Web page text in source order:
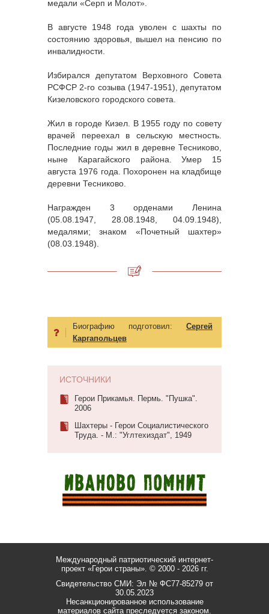
медали «Серп и Молот».
В августе 1948 года уволен с шахты по
состоянию здоровья, вышел на пенсию по
инвалидности.
Избирался депутатом Верховного Совета
РСФСР 2-го созыва (1947-1951), депутатом
Кизеловского городского совета.
Жил в городе Кизел. В 1955 году по совету
врачей переехал в сельскую местность.
Последние годы жил в деревне Тесниково,
ныне Карагайского района. Умер 15
августа 1976 года. Похоронен на кладбище
деревни Тесниково.
Награжден 3 орденами Ленина
(05.08.1947, 28.08.1948, 04.09.1948),
медалями; знаком «Почетный шахтер»
(08.03.1948).
Биографию подготовил: Сергей
Каргапольцев
ИСТОЧНИКИ
Герои Прикамья. Пермь. "Пушка".
2006
Шахтеры - Герои Социалистического
Труда. - М.: "Углтехиздат", 1949
Международный патриотический интернет-
проект «Герои страны». © 2000 - 2026 гг.
Свидетельство СМИ: Эл № ФС77-85279 от
30.05.2023
Несанкционированное использование
материалов сайта преследуется законом.